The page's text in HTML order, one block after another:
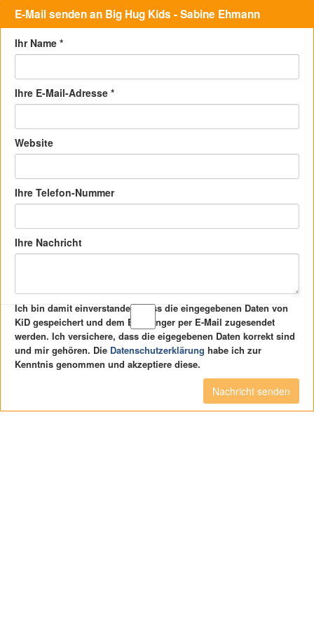
E-Mail senden an Big Hug Kids - Sabine Ehmann
Ihr Name *
Ihre E-Mail-Adresse *
Website
Ihre Telefon-Nummer
Ihre Nachricht
Ich bin damit einverstanden, dass die eingegebenen Daten von
KiD gespeichert und dem Empfänger per E-Mail zugesendet
werden. Ich versichere, dass die eigegebenen Daten korrekt sind
und mir gehören. Die Datenschutzerklärung habe ich zur
Kenntnis genommen und akzeptiere diese.
Nachricht senden